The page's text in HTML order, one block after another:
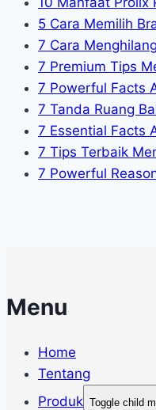
5 Cara Memilih
7 Cara
7 Premium Tips
7 Powerful Facts
7 Tanda Ruang
7 Essential Facts
7 Tips Terbaik
7 Powerful
Menu
Home
Tentang
Produk Toggle child